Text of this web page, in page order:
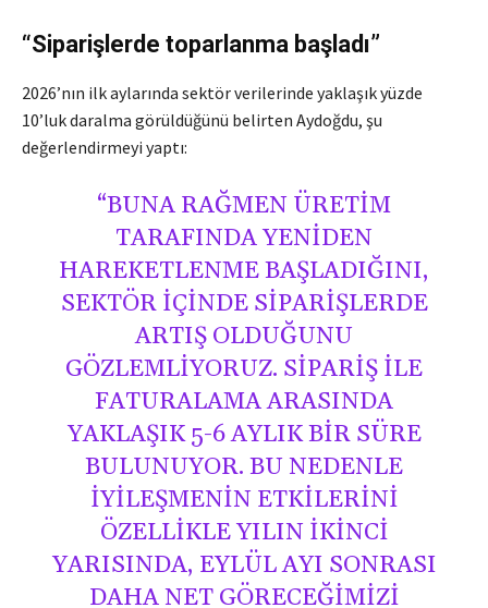
“Siparişlerde toparlanma başladı”
2026’nın ilk aylarında sektör verilerinde yaklaşık yüzde
10’luk daralma görüldüğünü belirten Aydoğdu, şu
değerlendirmeyi yaptı:
“BUNA RAĞMEN ÜRETIM
TARAFINDA YENIDEN
HAREKETLENME BAŞLADIĞINI,
SEKTÖR IÇINDE SIPARIŞLERDE
ARTIŞ OLDUĞUNU
GÖZLEMLIYORUZ. SIPARIŞ ILE
FATURALAMA ARASINDA
YAKLAŞIK 5-6 AYLIK BIR SÜRE
BULUNUYOR. BU NEDENLE
IYILEŞMENIN ETKILERINI
ÖZELLIKLE YILIN IKINCI
YARISINDA, EYLÜL AYI SONRASI
DAHA NET GÖRECEĞIMIZI